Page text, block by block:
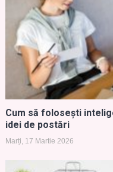
Cum să folosești
idei de postări
Marți, 17 Martie 2026